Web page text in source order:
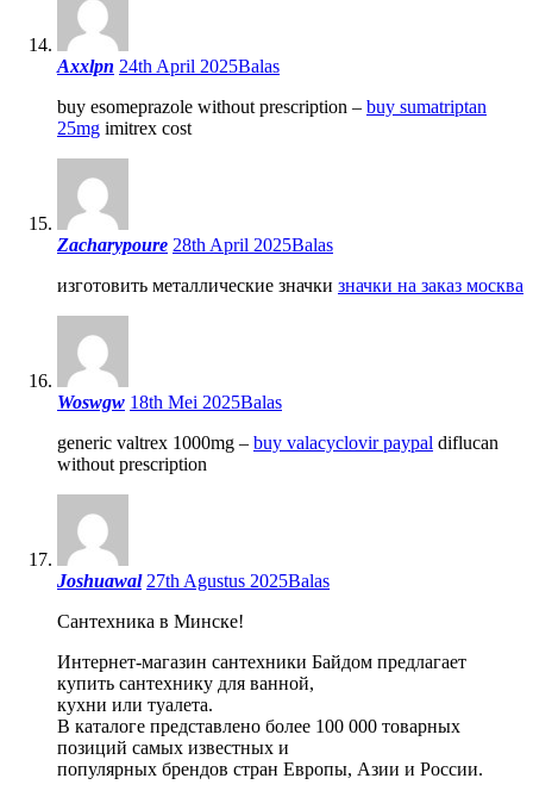
Axxlpn 24th April 2025Balas
buy esomeprazole without prescription – buy sumatriptan
25mg imitrex cost
Zacharypoure 28th April 2025Balas
изготовить металлические значки значки на заказ москва
Woswgw 18th Mei 2025Balas
generic valtrex 1000mg – buy valacyclovir paypal diflucan
without prescription
Joshuawal 27th Agustus 2025Balas
Сантехника в Минске!
Интернет-магазин сантехники Байдом предлагает
купить сантехнику для ванной,
кухни или туалета.
В каталоге представлено более 100 000 товарных
позиций самых известных и
популярных брендов стран Европы, Азии и России.